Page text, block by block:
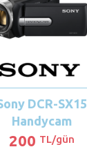
DCR-SX15
Handycam
200 TL/gün